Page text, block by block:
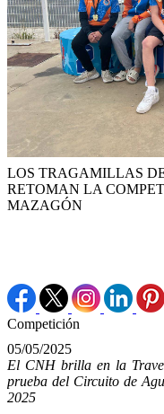
LOS TRAGAMILLAS
RETOMAN LA
MAZAGÓN
Competición
05/05/2025
El CNH brilla en la
prueba del Circuito de
2025